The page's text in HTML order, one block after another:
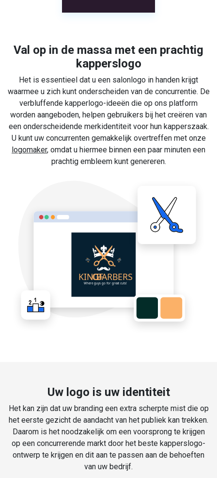
Val op in de massa met een prachtig
kapperslogo
Het is essentieel dat u een salonlogo in handen krijgt
waarmee u zich kunt onderscheiden van de concurrentie. De
verbluffende kapperlogo-ideeën die op ons platform
worden aangeboden, helpen gebruikers bij het creëren van
een onderscheidende merkidentiteit voor hun kapperszaak.
U kunt uw concurrenten gemakkelijk overtreffen met onze
logomaker, omdat u hiermee binnen een paar minuten een
prachtig embleem kunt genereren.
Uw logo is uw identiteit
Het kan zijn dat uw branding een extra scherpte mist die op
het eerste gezicht de aandacht van het publiek kan trekken.
Daarom is het noodzakelijk om een voorsprong te krijgen
op een concurrerende markt door het beste kapperslogo-
ontwerp te krijgen en dit aan te passen aan de behoeften
van uw bedrijf.